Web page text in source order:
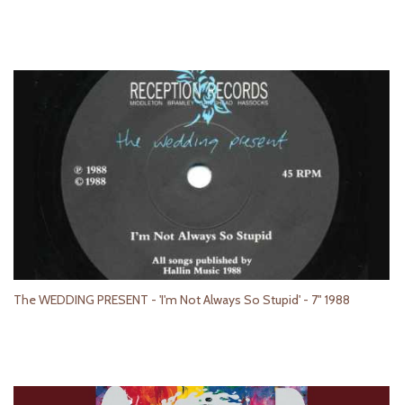
The WEDDING PRESENT - 'I'm Not Always So Stupid' - 7" 1988